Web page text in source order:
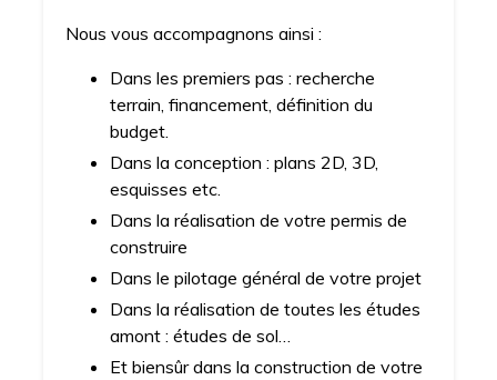
Nous vous accompagnons ainsi :
Dans les premiers pas : recherche
terrain, financement, définition du
budget.
Dans la conception : plans 2D, 3D,
esquisses etc.
Dans la réalisation de votre permis de
construire
Dans le pilotage général de votre projet
Dans la réalisation de toutes les études
amont : études de sol…
Et biensûr dans la construction de votre